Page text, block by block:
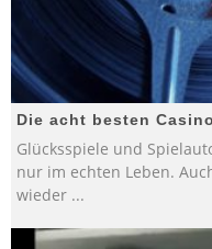
Die acht besten
Glücksspiele und
nur im echten Leben.
wieder ...